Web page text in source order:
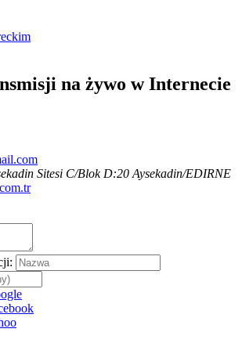
na żywo w Internecie
Sitesi C/Blok D:20 Aysekadin/EDIRNE